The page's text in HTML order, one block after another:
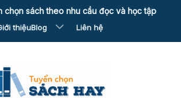
chọn sách theo nhu cầu đọc và học tập
thiệuBlog Liên hệ